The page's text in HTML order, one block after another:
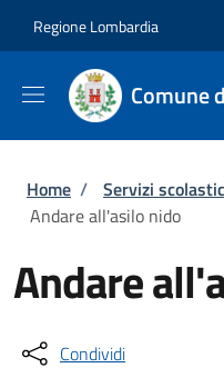
Regione Lombardia
Comune
Briciole di
Home / Servizi
Andare all'asilo nido
Andare
Condividi